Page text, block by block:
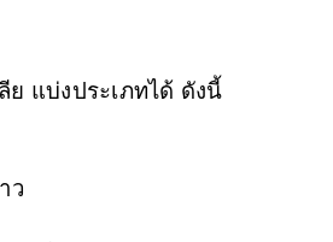
ย แบ่งประเภทได้ ดังนี้
ว